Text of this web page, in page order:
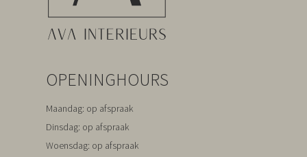
OPENINGHOURS
Maandag: op afspraak
Dinsdag: op afspraak
Woensdag: op afspraak